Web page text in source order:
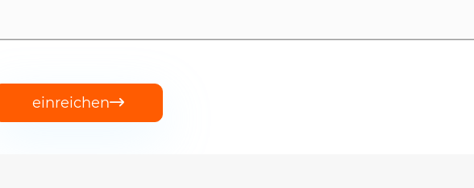
einreichen